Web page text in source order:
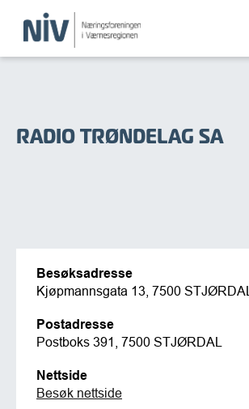
RADIO TRØNDELAG SA
Besøksadresse
Kjøpmannsgata 13, 7500 STJØRDAL
Postadresse
Postboks 391, 7500 STJØRDAL
Nettside
Besøk nettside